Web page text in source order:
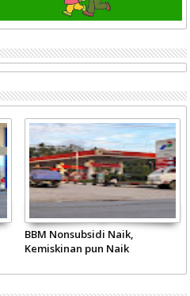
BBM Nonsubsidi Naik,
Kemiskinan pun Naik